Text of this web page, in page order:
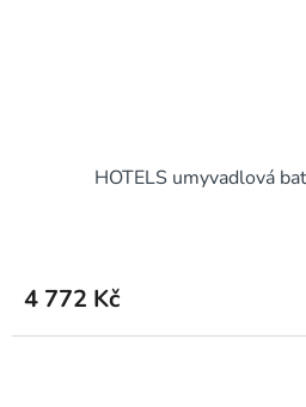
HOTELS umyvadlová
4 772 Kč